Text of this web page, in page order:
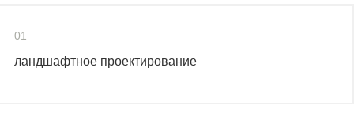
01
ландшафтное проектирование